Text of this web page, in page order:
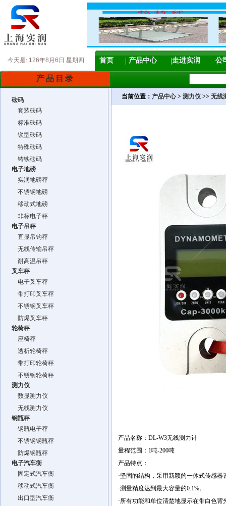
今天是: 126年8月6日 星期四 首页 产品中心 走进实润 公
产品目录
砝码
套装砝码
标准砝码
锁型砝码
特殊砝码
铸铁砝码
电子地磅
实润地磅秤
不锈钢地磅
移动式地磅
非标电子秤
电子吊秤
直显吊钩秤
无线传输吊秤
耐高温吊秤
叉车秤
电子叉车秤
带打印叉车秤
不锈钢叉车秤
防爆叉车秤
轮椅秤
座椅秤
透析轮椅秤
带打印轮椅秤
不锈钢轮椅秤
测力仪
数显测力仪
无线测力仪
钢瓶秤
钢瓶电子秤
不锈钢钢瓶秤
防爆钢瓶秤
电子汽车衡
固定式汽车衡
移动式汽车衡
出口型汽车衡
当前位置： 产品中心> 测力仪 >> 无线
产品名称： DL-W3无线测力计
量程范围： 1吨-200吨
产品特点：
·坚固的结构，采用新颖的一体式传感器
·测量精度达到最大容量的0.1%。
·所有功能和单位清楚地显示在带白色背